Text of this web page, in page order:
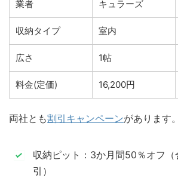
業者 キュラーズ
収納タイプ 室内
広さ 1帖
料金(定価) 16,200円
両社とも割引キャンペーンがあります。
収納ピット：3か月間50％オフ（
引）